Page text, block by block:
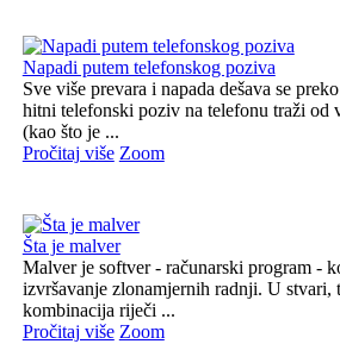
Napadi putem telefonskog poziva
Sve više prevara i napada dešava se
hitni telefonski poziv na telefonu traži od
(kao što je ...
Pročitaj više Zoom
Šta je malver
Malver je softver - računarski program -
izvršavanje zlonamjernih radnji. U stvari,
kombinacija riječi ...
Pročitaj više Zoom